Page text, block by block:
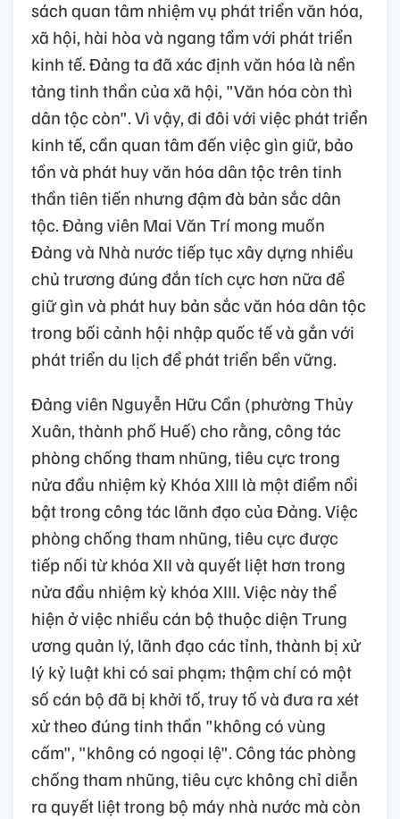
sách quan tâm nhiệm vụ phát triển văn hóa,
xã hội, hài hòa và ngang tầm với phát triển
kinh tế. Đảng ta đã xác định văn hóa là nền
tảng tinh thần của xã hội, "Văn hóa còn thì
dân tộc còn". Vì vậy, đi đôi với việc phát triển
kinh tế, cần quan tâm đến việc gìn giữ, bảo
tồn và phát huy văn hóa dân tộc trên tinh
thần tiên tiến nhưng đậm đà bản sắc dân
tộc. Đảng viên Mai Văn Trí mong muốn
Đảng và Nhà nước tiếp tục xây dựng nhiều
chủ trương đúng đắn tích cực hơn nữa để
giữ gìn và phát huy bản sắc văn hóa dân tộc
trong bối cảnh hội nhập quốc tế và gắn với
phát triển du lịch để phát triển bền vững.
Đảng viên Nguyễn Hữu Cần (phường Thủy
Xuân, thành phố Huế) cho rằng, công tác
phòng chống tham nhũng, tiêu cực trong
nửa đầu nhiệm kỳ Khóa XIII là một điểm nổi
bật trong công tác lãnh đạo của Đảng. Việc
phòng chống tham nhũng, tiêu cực được
tiếp nối từ khóa XII và quyết liệt hơn trong
nửa đầu nhiệm kỳ khóa XIII. Việc này thể
hiện ở việc nhiều cán bộ thuộc diện Trung
ương quản lý, lãnh đạo các tỉnh, thành bị xử
lý kỷ luật khi có sai phạm; thậm chí có một
số cán bộ đã bị khởi tố, truy tố và đưa ra xét
xử theo đúng tinh thần "không có vùng
cấm", "không có ngoại lệ". Công tác phòng
chống tham nhũng, tiêu cực không chỉ diễn
ra quyết liệt trong bộ máy nhà nước mà còn